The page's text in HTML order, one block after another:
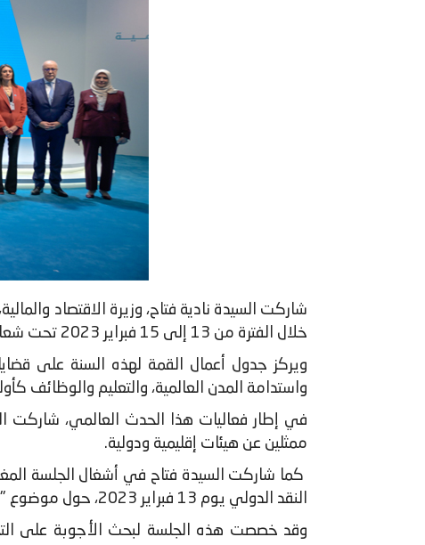
شاركت السيدة نادية فتاح، وزيرة الاقتصاد
خلال الفترة من 13 إلى 15 فبراير 2023 تحت شعار "استشراف مستقبل الحكومات".
ويركز جدول أعمال القمة لهذه السنة على
واستدامة المدن العالمية، والتعليم والوظائف
في إطار فعاليات هذا الحدث العالمي، شاركت
ممثلين عن هيئات إقليمية ودولية.
كما شاركت السيدة فتاح في أشغال الجلسة
النقد الدولي يوم 13 فبراير 2023، حول موضوع "دور القطاعين العام والخاص والمؤسسات الدولية في التخفيف من معوقات تمويل المناخ".
وقد خصصت هذه الجلسة لبحث الأجوبة على